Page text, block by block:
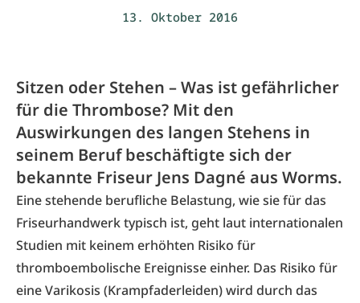
13. Oktober 2016
Sitzen oder Stehen – Was ist gefährlicher
für die Thrombose? Mit den
Auswirkungen des langen Stehens in
seinem Beruf beschäftigte sich der
bekannte Friseur Jens Dagné aus Worms.
Eine stehende berufliche Belastung, wie sie für das
Friseurhandwerk typisch ist, geht laut internationalen
Studien mit keinem erhöhten Risiko für
thromboembolische Ereignisse einher. Das Risiko für
eine Varikosis (Krampfaderleiden) wird durch das